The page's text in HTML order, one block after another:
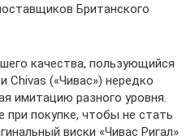
Британского
качества, пользующийся
Chivas («Чивас») нередко
имитацию разного уровня.
покупке, чтобы не стать
виски «Чивас Ригал»